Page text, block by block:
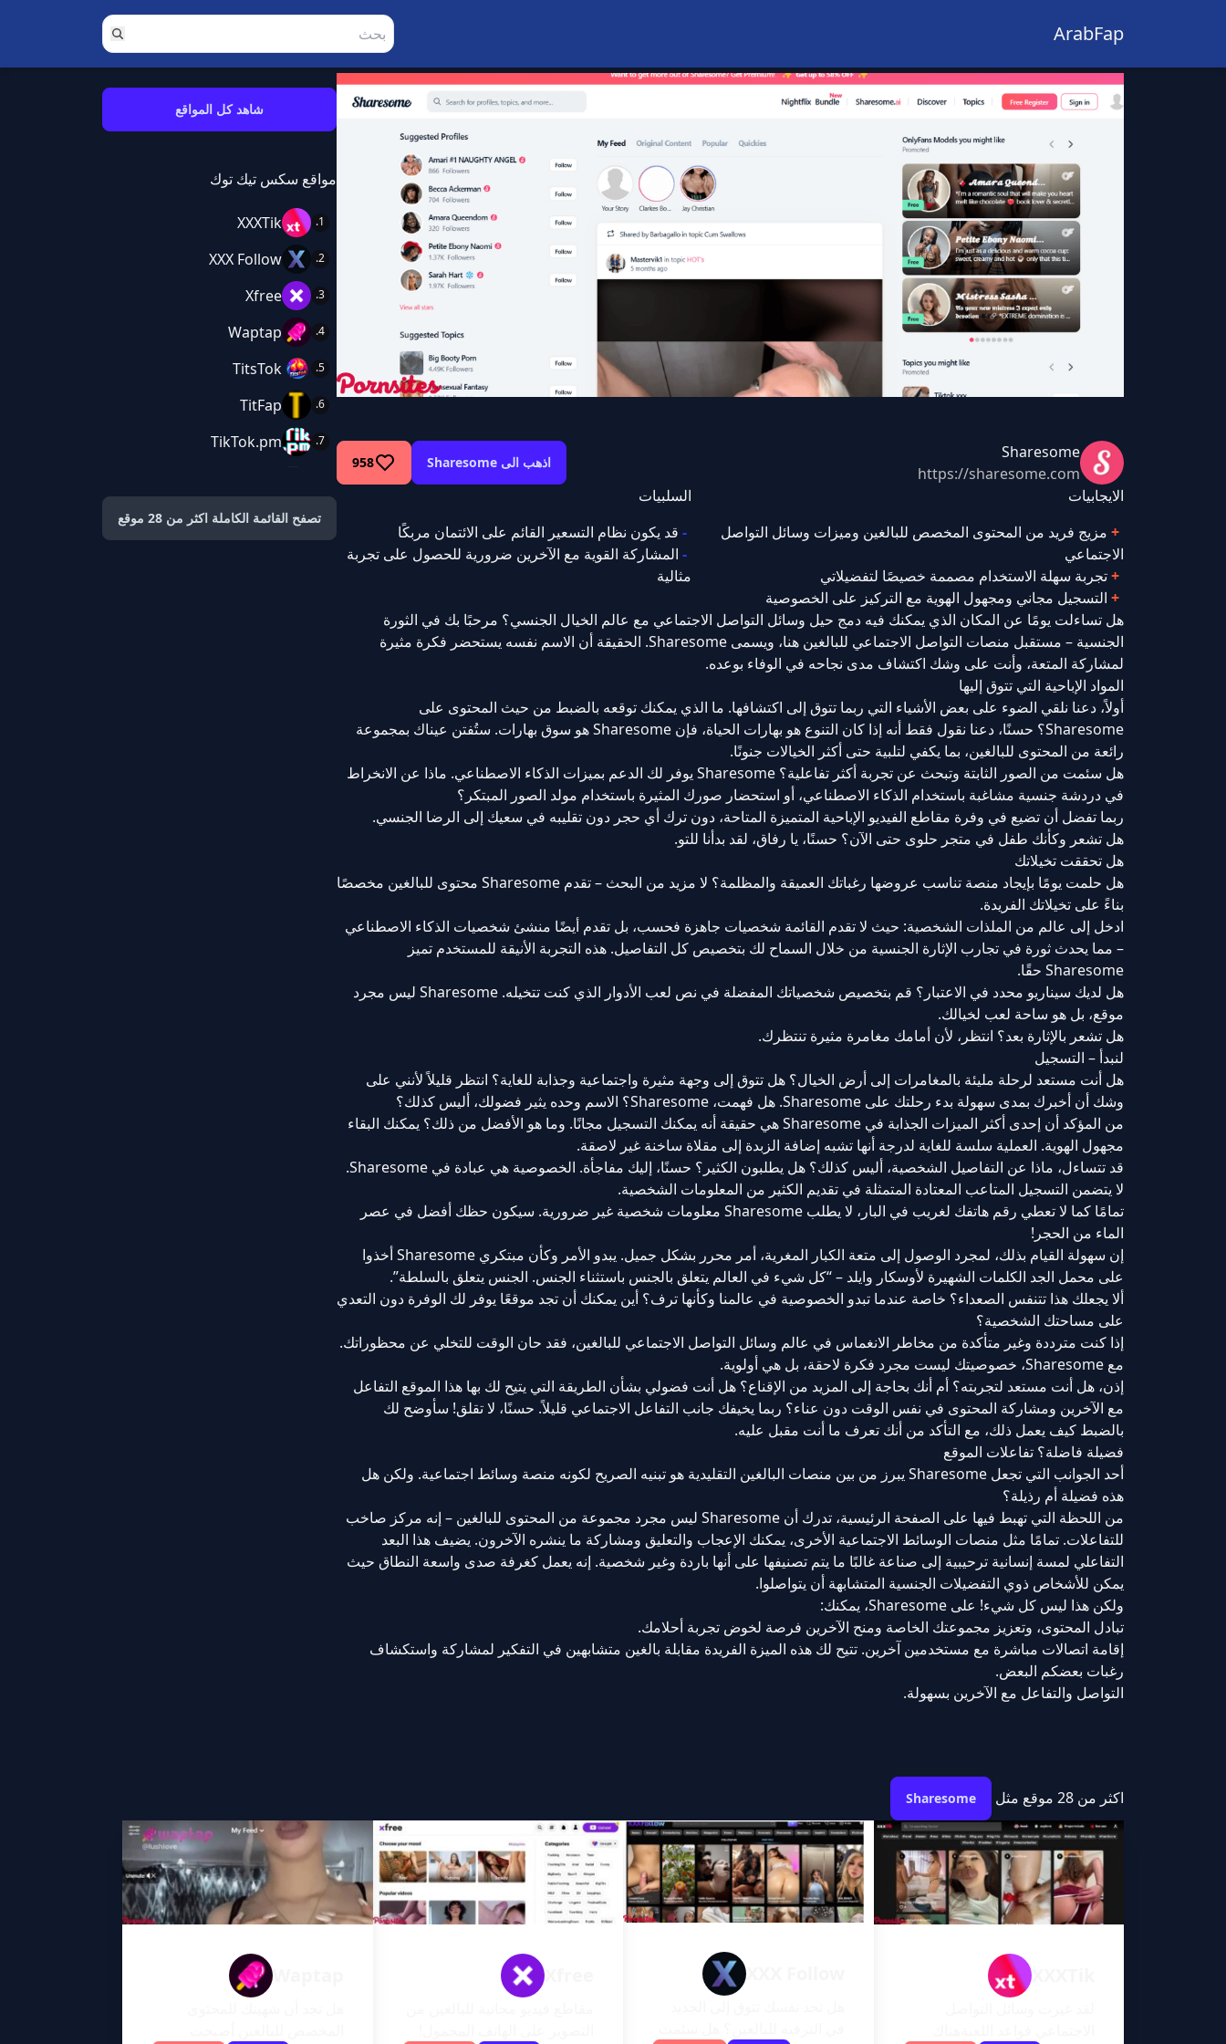
ArabFap
Sharesome
https://sharesome.com
اذهب الى Sharesome 958
الايجابيات
مزيج فريد من المحتوى المخصص للبالغين وميزات وسائل التواصل
الاجتماعي
تجربة سهلة الاستخدام مصممة خصيصًا لتفضيلاتي
التسجيل مجاني ومجهول الهوية مع التركيز على الخصوصية
السلبيات
قد يكون نظام التسعير القائم على الائتمان مربكًا
المشاركة القوية مع الآخرين ضرورية للحصول على تجربة
مثالية
هل تساءلت يومًا عن المكان الذي يمكنك فيه دمج حيل وسائل التواصل الاجتماعي مع عالم الخيال الجنسي؟ مرحبًا بك في الثورة
الجنسية – مستقبل منصات التواصل الاجتماعي للبالغين هنا، ويسمى Sharesome. الحقيقة أن الاسم نفسه يستحضر فكرة مثيرة
لمشاركة المتعة، وأنت على وشك اكتشاف مدى نجاحه في الوفاء بوعده.
المواد الإباحية التي تتوق إليها
أولاً، دعنا نلقي الضوء على بعض الأشياء التي ربما تتوق إلى اكتشافها. ما الذي يمكنك توقعه بالضبط من حيث المحتوى على
Sharesome؟ حسنًا، دعنا نقول فقط أنه إذا كان التنوع هو بهارات الحياة، فإن Sharesome هو سوق بهارات. ستُفتن عيناك بمجموعة
رائعة من المحتوى للبالغين، بما يكفي لتلبية حتى أكثر الخيالات جنونًا.
هل سئمت من الصور الثابتة وتبحث عن تجربة أكثر تفاعلية؟ Sharesome يوفر لك الدعم بميزات الذكاء الاصطناعي. ماذا عن الانخراط
في دردشة جنسية مشاغبة باستخدام الذكاء الاصطناعي، أو استحضار صورك المثيرة باستخدام مولد الصور المبتكر؟
ربما تفضل أن تضيع في وفرة مقاطع الفيديو الإباحية المتميزة المتاحة، دون ترك أي حجر دون تقليبه في سعيك إلى الرضا الجنسي.
هل تشعر وكأنك طفل في متجر حلوى حتى الآن؟ حسنًا، يا رفاق، لقد بدأنا للتو.
هل تحققت تخيلاتك
هل حلمت يومًا بإيجاد منصة تناسب عروضها رغباتك العميقة والمظلمة؟ لا مزيد من البحث – تقدم Sharesome محتوى للبالغين مخصصًا
بناءً على تخيلاتك الفريدة.
ادخل إلى عالم من الملذات الشخصية: حيث لا تقدم القائمة شخصيات جاهزة فحسب، بل تقدم أيضًا منشئ شخصيات الذكاء الاصطناعي
– مما يحدث ثورة في تجارب الإثارة الجنسية من خلال السماح لك بتخصيص كل التفاصيل. هذه التجربة الأنيقة للمستخدم تميز
Sharesome حقًا.
هل لديك سيناريو محدد في الاعتبار؟ قم بتخصيص شخصياتك المفضلة في نص لعب الأدوار الذي كنت تتخيله. Sharesome ليس مجرد
موقع، بل هو ساحة لعب لخيالك.
هل تشعر بالإثارة بعد؟ انتظر، لأن أمامك مغامرة مثيرة تنتظرك.
لنبدأ – التسجيل
هل أنت مستعد لرحلة مليئة بالمغامرات إلى أرض الخيال؟ هل تتوق إلى وجهة مثيرة واجتماعية وجذابة للغاية؟ انتظر قليلاً لأنني على
وشك أن أخبرك بمدى سهولة بدء رحلتك على Sharesome. هل فهمت، Sharesome؟ الاسم وحده يثير فضولك، أليس كذلك؟
من المؤكد أن إحدى أكثر الميزات الجذابة في Sharesome هي حقيقة أنه يمكنك التسجيل مجانًا. وما هو الأفضل من ذلك؟ يمكنك البقاء
مجهول الهوية. العملية سلسة للغاية لدرجة أنها تشبه إضافة الزبدة إلى مقلاة ساخنة غير لاصقة.
قد تتساءل، ماذا عن التفاصيل الشخصية، أليس كذلك؟ هل يطلبون الكثير؟ حسنًا، إليك مفاجأة. الخصوصية هي عبادة في Sharesome.
لا يتضمن التسجيل المتاعب المعتادة المتمثلة في تقديم الكثير من المعلومات الشخصية.
تمامًا كما لا تعطي رقم هاتفك لغريب في البار، لا يطلب Sharesome معلومات شخصية غير ضرورية. سيكون حظك أفضل في عصر
الماء من الحجر!
إن سهولة القيام بذلك، لمجرد الوصول إلى متعة الكبار المغرية، أمر محرر بشكل جميل. يبدو الأمر وكأن مبتكري Sharesome أخذوا
على محمل الجد الكلمات الشهيرة لأوسكار وايلد – “كل شيء في العالم يتعلق بالجنس باستثناء الجنس. الجنس يتعلق بالسلطة”.
ألا يجعلك هذا تتنفس الصعداء؟ خاصة عندما تبدو الخصوصية في عالمنا وكأنها ترف؟ أين يمكنك أن تجد موقعًا يوفر لك الوفرة دون التعدي
على مساحتك الشخصية؟
إذا كنت مترددة وغير متأكدة من مخاطر الانغماس في عالم وسائل التواصل الاجتماعي للبالغين، فقد حان الوقت للتخلي عن محظوراتك.
مع Sharesome، خصوصيتك ليست مجرد فكرة لاحقة، بل هي أولوية.
إذن، هل أنت مستعد لتجربته؟ أم أنك بحاجة إلى المزيد من الإقناع؟ هل أنت فضولي بشأن الطريقة التي يتيح لك بها هذا الموقع التفاعل
مع الآخرين ومشاركة المحتوى في نفس الوقت دون عناء؟ ربما يخيفك جانب التفاعل الاجتماعي قليلاً. حسنًا، لا تقلق! سأوضح لك
بالضبط كيف يعمل ذلك، مع التأكد من أنك تعرف ما أنت مقبل عليه.
فضيلة فاضلة؟ تفاعلات الموقع
أحد الجوانب التي تجعل Sharesome يبرز من بين منصات البالغين التقليدية هو تبنيه الصريح لكونه منصة وسائط اجتماعية. ولكن هل
هذه فضيلة أم رذيلة؟
من اللحظة التي تهبط فيها على الصفحة الرئيسية، تدرك أن Sharesome ليس مجرد مجموعة من المحتوى للبالغين – إنه مركز صاخب
للتفاعلات. تمامًا مثل منصات الوسائط الاجتماعية الأخرى، يمكنك الإعجاب والتعليق ومشاركة ما ينشره الآخرون. يضيف هذا البعد
التفاعلي لمسة إنسانية ترحيبية إلى صناعة غالبًا ما يتم تصنيفها على أنها باردة وغير شخصية. إنه يعمل كغرفة صدى واسعة النطاق حيث
يمكن للأشخاص ذوي التفضيلات الجنسية المتشابهة أن يتواصلوا.
ولكن هذا ليس كل شيء! على Sharesome، يمكنك:
تبادل المحتوى، وتعزيز مجموعتك الخاصة ومنح الآخرين فرصة لخوض تجربة أحلامك.
إقامة اتصالات مباشرة مع مستخدمين آخرين. تتيح لك هذه الميزة الفريدة مقابلة بالغين متشابهين في التفكير لمشاركة واستكشاف
رغبات بعضكم البعض.
التواصل والتفاعل مع الآخرين بسهولة.
شاهد كل المواقع
مواقع سكس تيك توك
XXXTik
XXX Follow
Xfree
Waptap
TitsTok
TitFap
TikTok.pm
تصفح القائمة الكاملة اكثر من 28 موقع
اكثر من 28 موقع مثل Sharesome
XXX Follow
Waptap